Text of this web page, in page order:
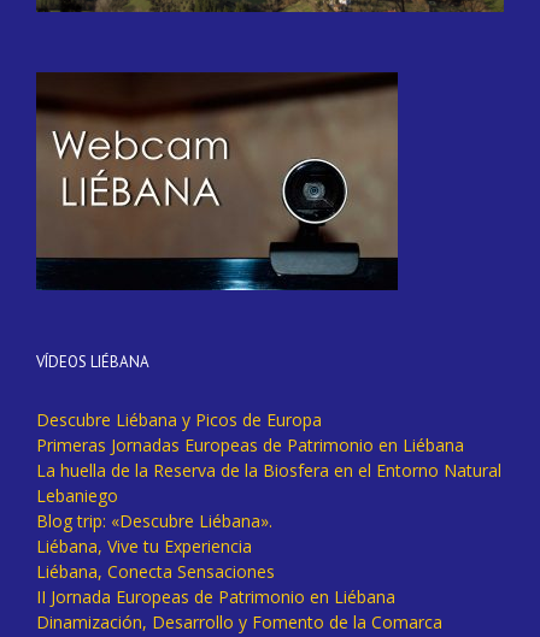
VÍDEOS LIÉBANA
Descubre Liébana y Picos de Europa
Primeras Jornadas Europeas de Patrimonio en Liébana
La huella de la Reserva de la Biosfera en el Entorno Natural
Lebaniego
Blog trip: «Descubre Liébana».
Liébana, Vive tu Experiencia
Liébana, Conecta Sensaciones
II Jornada Europeas de Patrimonio en Liébana
Dinamización, Desarrollo y Fomento de la Comarca